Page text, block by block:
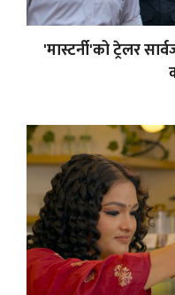
'मास्टर्नी'को ट्रेलर